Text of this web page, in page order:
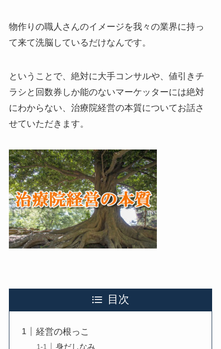
物作りの職人さんのイメージを我々の業界に持っ
て来て洗脳しているだけなんです。
ということで、絶対に大手コンサルや、値引きチ
ラシと回数券しか能のないマーケッターには絶対
にわからない、治療院経営の本質についてお話さ
せていただきます。
目次
経営の根っこ
身だしなみ